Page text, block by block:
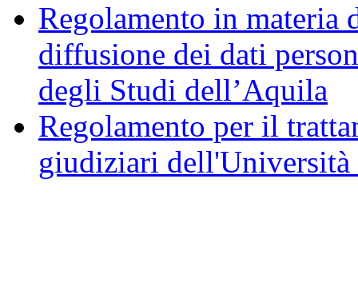
Regolamento in materia
diffusione dei dati
degli Studi dell’Aquila
Regolamento per il
giudiziari